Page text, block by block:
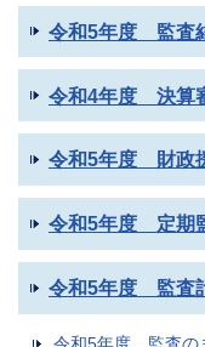
令和5年度 監査
令和4年度 決算
令和5年度 財政
令和5年度 定期
令和5年度 監査
令和5年度 監査の